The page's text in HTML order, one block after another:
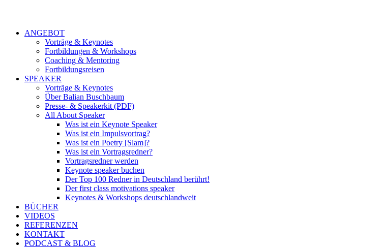
ANGEBOT
Vorträge & Keynotes
Fortbildungen & Workshops
Coaching & Mentoring
Fortbildungsreisen
SPEAKER
Vorträge & Keynotes
Über Balian Buschbaum
Presse- & Speakerkit (PDF)
All About Speaker
Was ist ein Keynote Speaker
Was ist ein Impulsvortrag?
Was ist ein Poetry [Slam]?
Was ist ein Vortragsredner?
Vortragsredner werden
Keynote speaker buchen
Der Top 100 Redner in Deutschland berührt!
Der first class motivations speaker
Keynotes & Workshops deutschlandweit
BÜCHER
VIDEOS
REFERENZEN
KONTAKT
PODCAST & BLOG